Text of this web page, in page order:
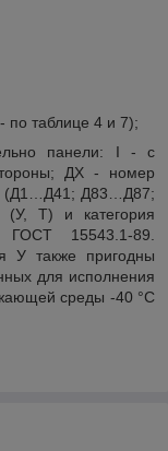
по таблице 4 и 7);
панели: I - с
ДХ - номер
(Д1…Д41; Д83…Д87;
(У, Т) и категория
15543.1-89.
У также пригодны
для исполнения
среды -40 °С